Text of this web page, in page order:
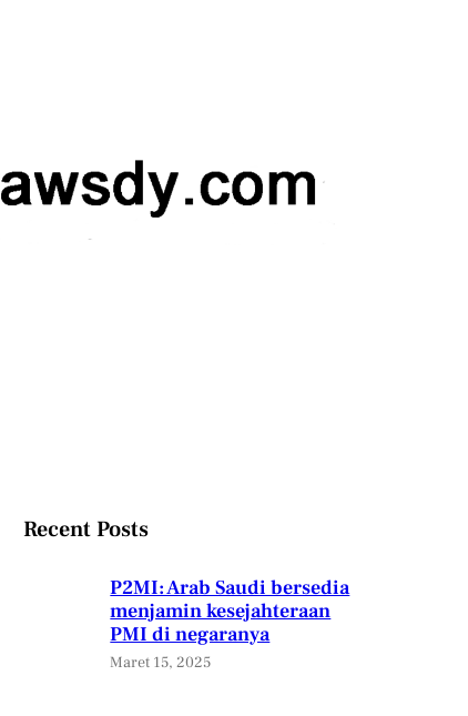
Recent Posts
P2MI: Arab Saudi bersedia
menjamin kesejahteraan
PMI di negaranya
Maret 15, 2025